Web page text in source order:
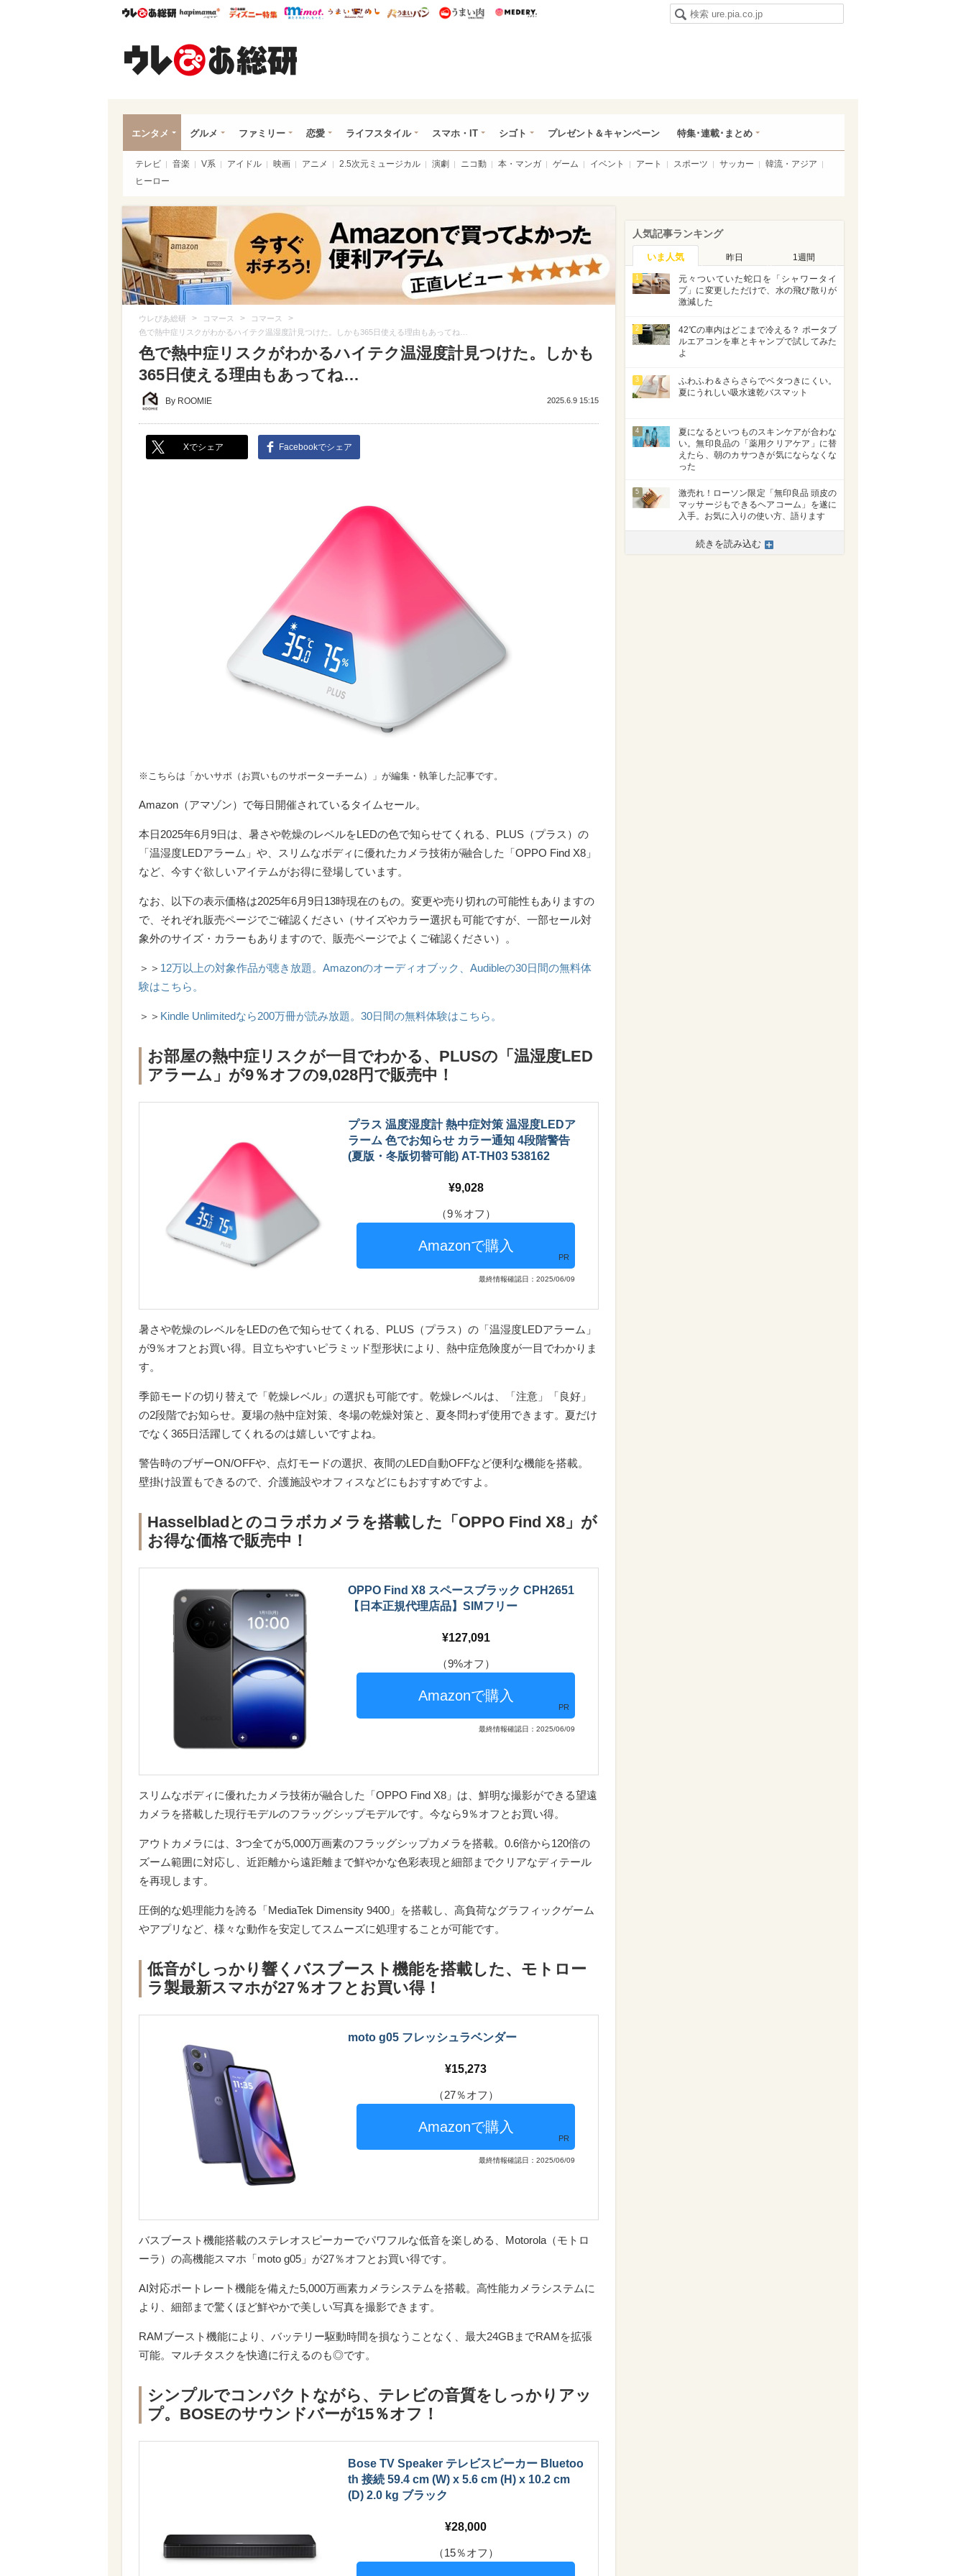
ウレぴあ総研ハピママ* ウレぴあ総研 ディズニー特集
mimot. うまいめし うまいパン うまい肉
エンタメ グルメ ファミリー 恋愛 ライフスタイル スマホ・IT シゴト プレゼント＆キャンペーン 特集･連載･まとめ
テレビ 音楽 V系 アイドル 映画 アニメ 2.5次元ミュージカル 演劇 ニコ動 本・マンガ ゲーム イベント アート スポーツ サッカー
韓流・アジア
ヒーロー
ウレぴあ総研 > コマース > コマース >
色で熱中症リスクがわかるハイテク温湿度計見つけた。しかも365日使える理由もあってね…
色で熱中症リスクがわかるハイテク温湿度計見つけた。しかも
365日使える理由もあってね…
By ROOMIE 2025.6.9 15:15
Xでシェア Facebookでシェア
※こちらは「かいサポ（お買いものサポーターチーム）」が編集・執筆した記事です。
Amazon（アマゾン）で毎日開催されているタイムセール。
本日2025年6月9日は、暑さや乾燥のレベルをLEDの色で知らせてくれる、PLUS（プラス）の
「温湿度LEDアラーム」や、スリムなボディに優れたカメラ技術が融合した「OPPO Find X8」
など、今すぐ欲しいアイテムがお得に登場しています。
なお、以下の表示価格は2025年6月9日13時現在のもの。変更や売り切れの可能性もありますの
で、それぞれ販売ページでご確認ください（サイズやカラー選択も可能ですが、一部セール対
象外のサイズ・カラーもありますので、販売ページでよくご確認ください）。
＞＞ 12万以上の対象作品が聴き放題。Amazonのオーディオブック、Audibleの30日間の無料体
験はこちら。
＞＞ Kindle Unlimitedなら200万冊が読み放題。30日間の無料体験はこちら。
お部屋の熱中症リスクが一目でわかる、PLUSの「温湿度LED
アラーム」が9％オフの9,028円で販売中！
プラス 温度湿度計 熱中症対策 温湿度LEDア
ラーム 色でお知らせ カラー通知 4段階警告
(夏版・冬版切替可能) AT-TH03 538162
9,028
（9％オフ）
PR
最終情報確認日：2025/06/09
暑さや乾燥のレベルをLEDの色で知らせてくれる、PLUS（プラス）の「温湿度LEDアラーム」
が9％オフとお買い得。目立ちやすいピラミッド型形状により、熱中症危険度が一目でわかりま
す。
季節モードの切り替えで「乾燥レベル」の選択も可能です。乾燥レベルは、「注意」「良好」
の2段階でお知らせ。夏場の熱中症対策、冬場の乾燥対策と、夏冬問わず使用できます。夏だけ
でなく365日活躍してくれるのは嬉しいですよね。
警告時のブザーON/OFFや、点灯モードの選択、夜間のLED自動OFFなど便利な機能を搭載。
壁掛け設置もできるので、介護施設やオフィスなどにもおすすめですよ。
Hasselbladとのコラボカメラを搭載した「OPPO Find X8」が
お得な価格で販売中！
OPPO Find X8 スペースブラック CPH2651
【日本正規代理店品】SIMフリー
127,091
（9%オフ）
PR
最終情報確認日：2025/06/09
スリムなボディに優れたカメラ技術が融合した「OPPO Find X8」は、鮮明な撮影ができる望遠
カメラを搭載した現行モデルのフラッグシップモデルです。今なら9％オフとお買い得。
アウトカメラには、3つ全てが5,000万画素のフラッグシップカメラを搭載。0.6倍から120倍の
ズーム範囲に対応し、近距離から遠距離まで鮮やかな色彩表現と細部までクリアなディテール
を再現します。
圧倒的な処理能力を誇る「MediaTek Dimensity 9400」を搭載し、高負荷なグラフィックゲーム
やアプリなど、様々な動作を安定してスムーズに処理することが可能です。
低音がしっかり響くバスブースト機能を搭載した、モトロー
ラ製最新スマホが27％オフとお買い得！
moto g05 フレッシュラベンダー
15,273
（27％オフ）
PR
最終情報確認日：2025/06/09
バスブースト機能搭載のステレオスピーカーでパワフルな低音を楽しめる、Motorola（モトロ
ーラ）の高機能スマホ「moto g05」が27％オフとお買い得です。
AI対応ポートレート機能を備えた5,000万画素カメラシステムを搭載。高性能カメラシステムに
より、細部まで驚くほど鮮やかで美しい写真を撮影できます。
RAMブースト機能により、バッテリー駆動時間を損なうことなく、最大24GBまでRAMを拡張
可能。マルチタスクを快適に行えるのも◎です。
シンプルでコンパクトながら、テレビの音質をしっかりアッ
プ。BOSEのサウンドバーが15％オフ！
Bose TV Speaker テレビスピーカー Bluetoo
th 接続 59.4 cm (W) x 5.6 cm (H) x 10.2 cm
(D) 2.0 kg ブラック
28,000
（15％オフ）
人気記事ランキング
いま人気 昨日 1週間
1
元々ついていた蛇口を「シャワータイ
プ」に変更しただけで、水の飛び散りが
激減した
2
42℃の車内はどこまで冷える？ ポータブ
ルエアコンを車とキャンプで試してみた
よ
3
ふわふわ＆さらさらでベタつきにくい。
夏にうれしい吸水速乾バスマット
4
夏になるといつものスキンケアが合わな
い。無印良品の「薬用クリアケア」に替
えたら、朝のカサつきが気にならなくな
った
5
激売れ！ローソン限定「無印良品 頭皮の
マッサージもできるヘアコーム」を遂に
入手。お気に入りの使い方、語ります
続きを読み込む